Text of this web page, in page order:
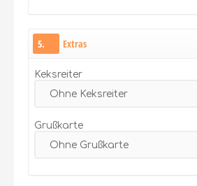
5. Extras
Keksreiter
Grußkarte